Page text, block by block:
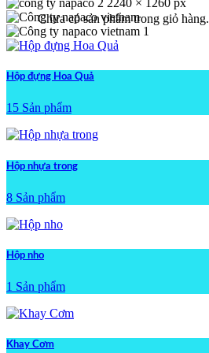
Chưa có sản phẩm trong giỏ hàng.
Hộp đựng Hoa Quả
15 Sản phẩm
Hộp nhựa trong
8 Sản phẩm
Hộp nho
1 Sản phẩm
Khay Cơm